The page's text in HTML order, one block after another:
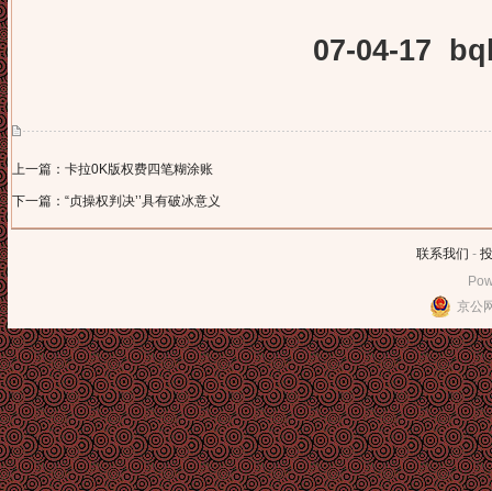
07-04-17
上一篇：卡拉0K版权费四笔糊涂账
下一篇：“贞操权判决’’具有破冰意义
联系我们 -
京公